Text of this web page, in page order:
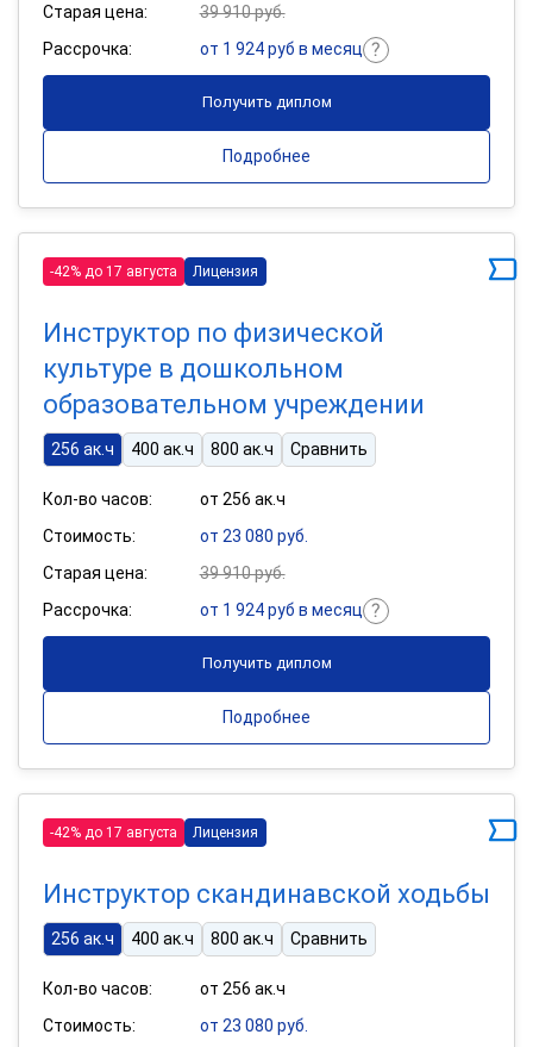
Старая цена:
39 910 руб.
Рассрочка:
от 1 924 руб в месяц
Получить диплом
Подробнее
-42% до 17 августа Лицензия
Инструктор по физической
культуре в дошкольном
образовательном учреждении
256 ак.ч 400 ак.ч 800 ак.ч Сравнить
Кол-во часов:
от 256 ак.ч
Стоимость:
от 23 080 руб.
Старая цена:
39 910 руб.
Рассрочка:
от 1 924 руб в месяц
Получить диплом
Подробнее
-42% до 17 августа Лицензия
Инструктор скандинавской ходьбы
256 ак.ч 400 ак.ч 800 ак.ч Сравнить
Кол-во часов:
от 256 ак.ч
Стоимость:
от 23 080 руб.